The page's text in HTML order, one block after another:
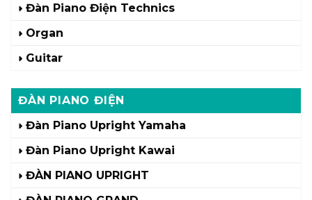
Đàn Piano Điện Technics
Organ
Guitar
ĐÀN PIANO ĐIỆN
Đàn Piano Upright Yamaha
Đàn Piano Upright Kawai
ĐÀN PIANO UPRIGHT